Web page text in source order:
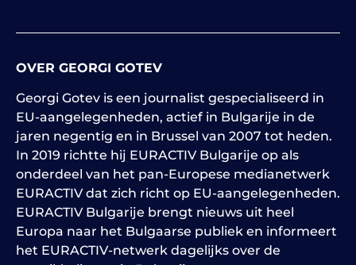
OVER GEORGI GOTEV
Georgi Gotev is een journalist gespecialiseerd in
EU-aangelegenheden, actief in Bulgarije in de
jaren negentig en in Brussel van 2007 tot heden.
In 2019 richtte hij EURACTIV Bulgarije op als
onderdeel van het pan-Europese medianetwerk
EURACTIV dat zich richt op EU-aangelegenheden.
EURACTIV Bulgarije brengt nieuws uit heel
Europa naar het Bulgaarse publiek en informeert
het EURACTIV-netwerk dagelijks over de